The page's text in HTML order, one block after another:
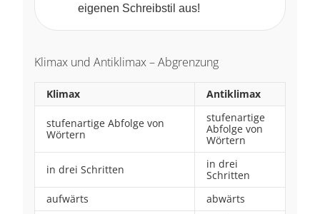
eigenen Schreibstil aus!
Klimax und Antiklimax – Abgrenzung
Klimax Antiklimax
stufenartige Abfolge von
Wörtern
stufenartige
Abfolge von
Wörtern
in drei Schritten
in drei
Schritten
aufwärts
abwärts